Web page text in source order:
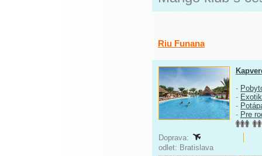
Riu Funana
-
-
-
- Pre
Doprava:
odlet: Bratislava